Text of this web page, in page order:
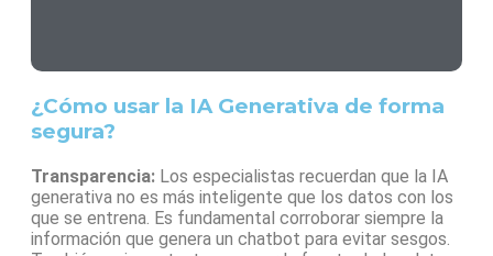
¿Cómo usar la IA Generativa de forma
segura?
Transparencia: Los especialistas recuerdan que la IA
generativa no es más inteligente que los datos con los
que se entrena. Es fundamental corroborar siempre la
información que genera un chatbot para evitar sesgos.